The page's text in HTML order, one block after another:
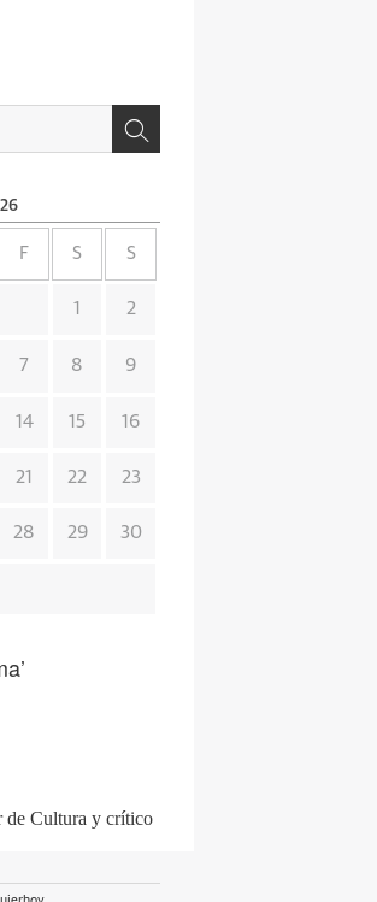
F S S
1 2
7 8 9
14 15 16
21 22 23
28 29 30
de Cultura y crítico